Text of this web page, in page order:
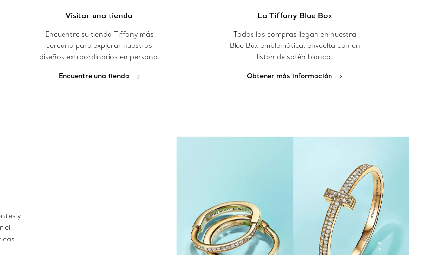
Visitar una tienda
Encuentre su tienda Tiffany más
cercana para explorar nuestros
diseños extraordinarios en persona.
Encuentre una tienda
La Tiffany Blue Box
Todas las compras llegan en nuestra
Blue Box emblemática, envuelta con un
listón de satén blanco.
Obtener más información
y
el